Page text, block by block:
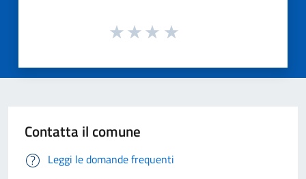
Contatta il comune
Leggi le domande frequenti